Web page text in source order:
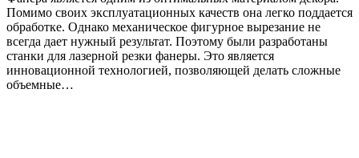
Помимо своих эксплуатационных качеств она легко поддается
обработке. Однако механическое фигурное вырезание не
всегда дает нужный результат. Поэтому были разработаны
станки для лазерной резки фанеры. Это является
инновационной технологией, позволяющей делать сложные
объемные…